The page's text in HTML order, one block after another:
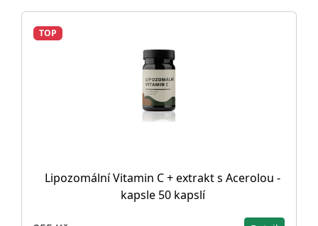
TOP
Lipozomální Vitamin C + extrakt s Acerolou -
kapsle 50 kapslí